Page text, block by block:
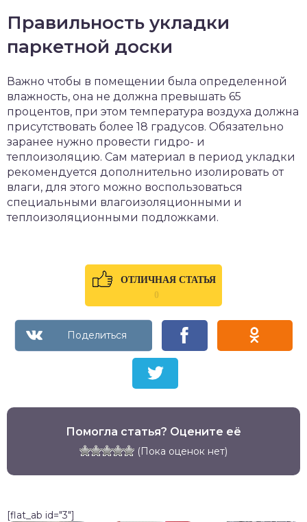
Правильность укладки
паркетной доски
Важно чтобы в помещении была определенной
влажность, она не должна превышать 65
процентов, при этом температура воздуха должна
присутствовать более 18 градусов. Обязательно
заранее нужно провести гидро- и
теплоизоляцию. Сам материал в период укладки
рекомендуется дополнительно изолировать от
влаги, для этого можно воспользоваться
специальными влагоизоляционными и
теплоизоляционными подложками.
ОТЛИЧНАЯ СТАТЬЯ
0
Помогла статья? Оцените её
(Пока оценок нет)
[flat_ab id="3"]